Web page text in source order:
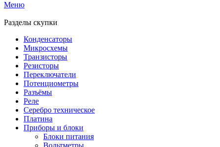
Меню
Разделы скупки
Конденсаторы
Микросхемы
Транзисторы
Резисторы
Переключатели
Потенциометры
Разъёмы
Реле
Серебро техническое
Платина
Приборы и блоки
Блоки питания